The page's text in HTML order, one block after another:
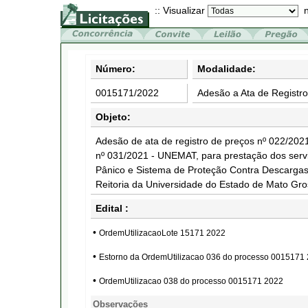
:: Visualizar
Número: Modalidade:
0015171/2022 Adesão a Ata de
Objeto:
Adesão de ata de registro de preços nº 022/
nº 031/2021 - UNEMAT, para prestação dos
Pânico e Sistema de Proteção Contra
Reitoria da Universidade do Estado de Mato
Edital :
• OrdemUtilizacaoLote 15171 2022
• Estorno da OrdemUtilizacao 036 do processo 0015171
• OrdemUtilizacao 038 do processo 0015171 2022
Observações